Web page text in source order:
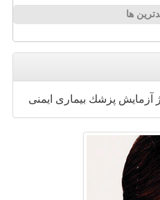
ها
آزمایش پزشك بیماری ایمنی